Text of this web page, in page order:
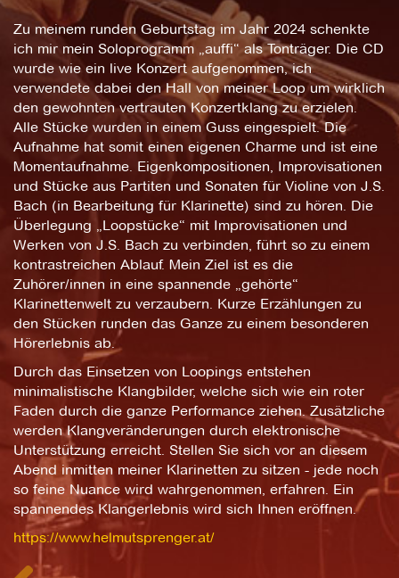
Zu meinem runden Geburtstag im Jahr 2024 schenkte
ich mir mein Soloprogramm „auffi“ als Tonträger. Die CD
wurde wie ein live Konzert aufgenommen, ich
verwendete dabei den Hall von meiner Loop um wirklich
den gewohnten vertrauten Konzertklang zu erzielen.
Alle Stücke wurden in einem Guss eingespielt. Die
Aufnahme hat somit einen eigenen Charme und ist eine
Momentaufnahme. Eigenkompositionen, Improvisationen
und Stücke aus Partiten und Sonaten für Violine von J.S.
Bach (in Bearbeitung für Klarinette) sind zu hören. Die
Überlegung „Loopstücke“ mit Improvisationen und
Werken von J.S. Bach zu verbinden, führt so zu einem
kontrastreichen Ablauf. Mein Ziel ist es die
Zuhörer/innen in eine spannende „gehörte“
Klarinettenwelt zu verzaubern. Kurze Erzählungen zu
den Stücken runden das Ganze zu einem besonderen
Hörerlebnis ab.
Durch das Einsetzen von Loopings entstehen
minimalistische Klangbilder, welche sich wie ein roter
Faden durch die ganze Performance ziehen. Zusätzliche
werden Klangveränderungen durch elektronische
Unterstützung erreicht. Stellen Sie sich vor an diesem
Abend inmitten meiner Klarinetten zu sitzen - jede noch
so feine Nuance wird wahrgenommen, erfahren. Ein
spannendes Klangerlebnis wird sich Ihnen eröffnen.
https://www.helmutsprenger.at/